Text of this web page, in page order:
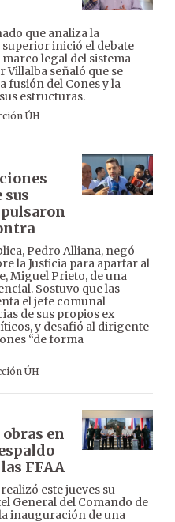
que analiza la
inició el debate
legal del sistema
Villalba señaló que se
fusión del Cones y la
estructuras.
ÚH
sus
Pedro Alliana, negó
la Justicia para apartar al
Miguel Prieto, de una
Sostuvo que las
el jefe comunal
de sus propios ex
y desafió al dirigente
“de forma
ÚH
en
FFAA
este jueves su
General del Comando de
inauguración de una